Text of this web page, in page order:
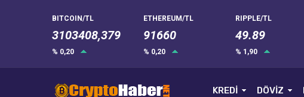
BITCOIN/TL
3103408,379
% 0,20
ETHEREUM/TL
91660
% 0,20
RIPPLE/TL
49.89
% 1,90
KREDİ DÖVİZ